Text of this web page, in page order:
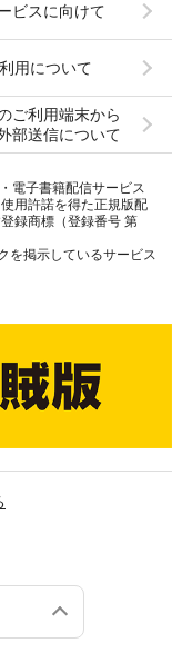
ビスに向けて
用について
ご利用端末から
部送信について
電子書籍配信サービス
用許諾を得た正規版配
録商標（登録番号 第
を掲示しているサービス